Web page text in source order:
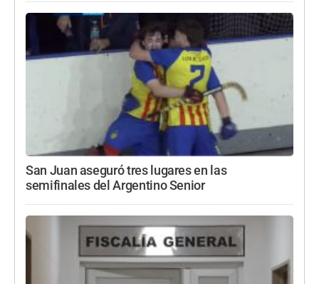
San Juan aseguró tres lugares en las
semifinales del Argentino Senior